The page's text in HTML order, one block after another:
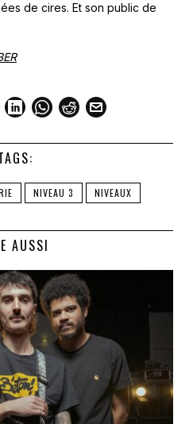
de cires. Et son public de
NIVEAU 3 NIVEAUX
AUSSI